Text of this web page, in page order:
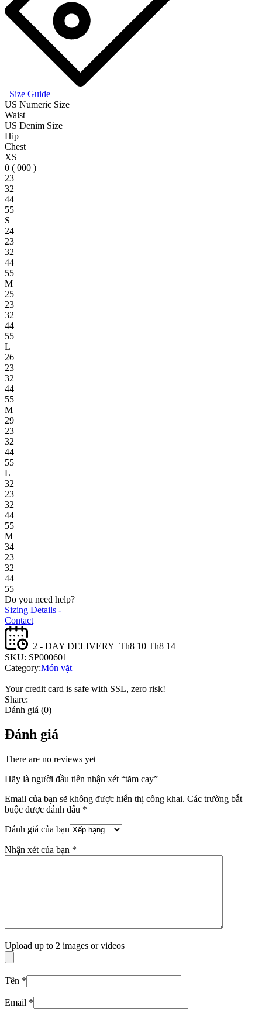
Size Guide
US Numeric Size
Waist
US Denim Size
Hip
Chest
XS
0 ( 000 )
23
32
44
55
S
24
23
32
44
55
M
25
23
32
44
55
L
26
23
32
44
55
M
29
23
32
44
55
L
32
23
32
44
55
M
34
23
32
44
55
Do you need help?
Sizing Details -
Contact
2 - DAY DELIVERY Th8 10 Th8 14
SKU: SP000601
Category:Món vặt
Your credit card is safe with SSL, zero risk!
Share:
Đánh giá (0)
Đánh giá
There are no reviews yet
Hãy là người đầu tiên nhận xét “tăm cay”
Email của bạn sẽ không được hiển thị công khai. Các trường bắt
buộc được đánh dấu *
Đánh giá của bạn
Nhận xét của bạn *
Upload up to 2 images or videos
Tên *
Email *